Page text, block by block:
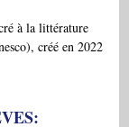
à la littérature
créé en 2022